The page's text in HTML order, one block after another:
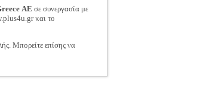
ΑΕ σε συνεργασία με
και το
Μπορείτε επίσης να